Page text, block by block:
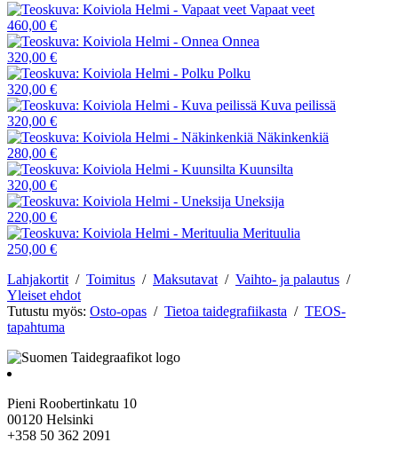
Vapaat veet
460,00 €
Onnea
320,00 €
Polku
320,00 €
Kuva peilissä
320,00 €
Näkinkenkiä
280,00 €
Kuunsilta
320,00 €
Uneksija
220,00 €
Merituulia
250,00 €
Lahjakortit / Toimitus / Maksutavat / Vaihto- ja palautus /
Yleiset ehdot
Tutustu myös: Osto-opas / Tietoa taidegrafiikasta / TEOS-
tapahtuma
Pieni Roobertinkatu 10
00120 Helsinki
+358 50 362 2091